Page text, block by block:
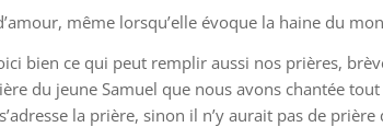
même lorsqu’elle évoque la haine du
bien ce qui peut remplir aussi nos prières,
du jeune Samuel que nous avons chantée
la prière, sinon il n’y aurait pas de